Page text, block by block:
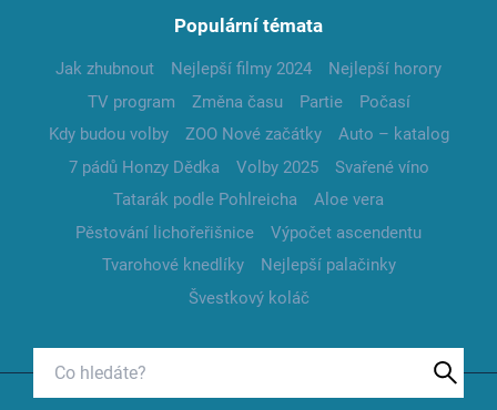
Populární témata
Jak zhubnout Nejlepší filmy 2024
Nejlepší horory
TV program
Změna času Partie
Počasí
Kdy budou volby
ZOO Nové začátky
Auto – katalog
7 pádů Honzy Dědka
Volby 2025
Svařené víno
Tatarák podle Pohlreicha
Aloe vera
Pěstování lichořeřišnice
Výpočet ascendentu
Tvarohové knedlíky
Nejlepší palačinky
Švestkový koláč